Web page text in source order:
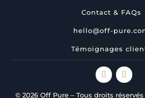
Contact & FAQs
hello@off-
Témoignages
© 2026 Off Pure – Tous droits